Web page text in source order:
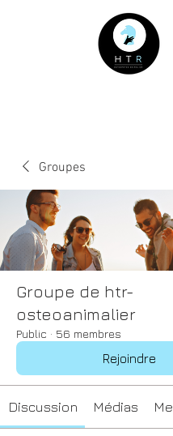
Groupes
Groupe de htr-
osteoanimalier
Public · 56 membres
Rejoindre
Discussion Médias